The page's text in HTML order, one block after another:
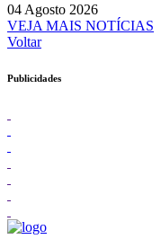
04 Agosto 2026
VEJA MAIS NOTÍCIAS
Voltar
Publicidades